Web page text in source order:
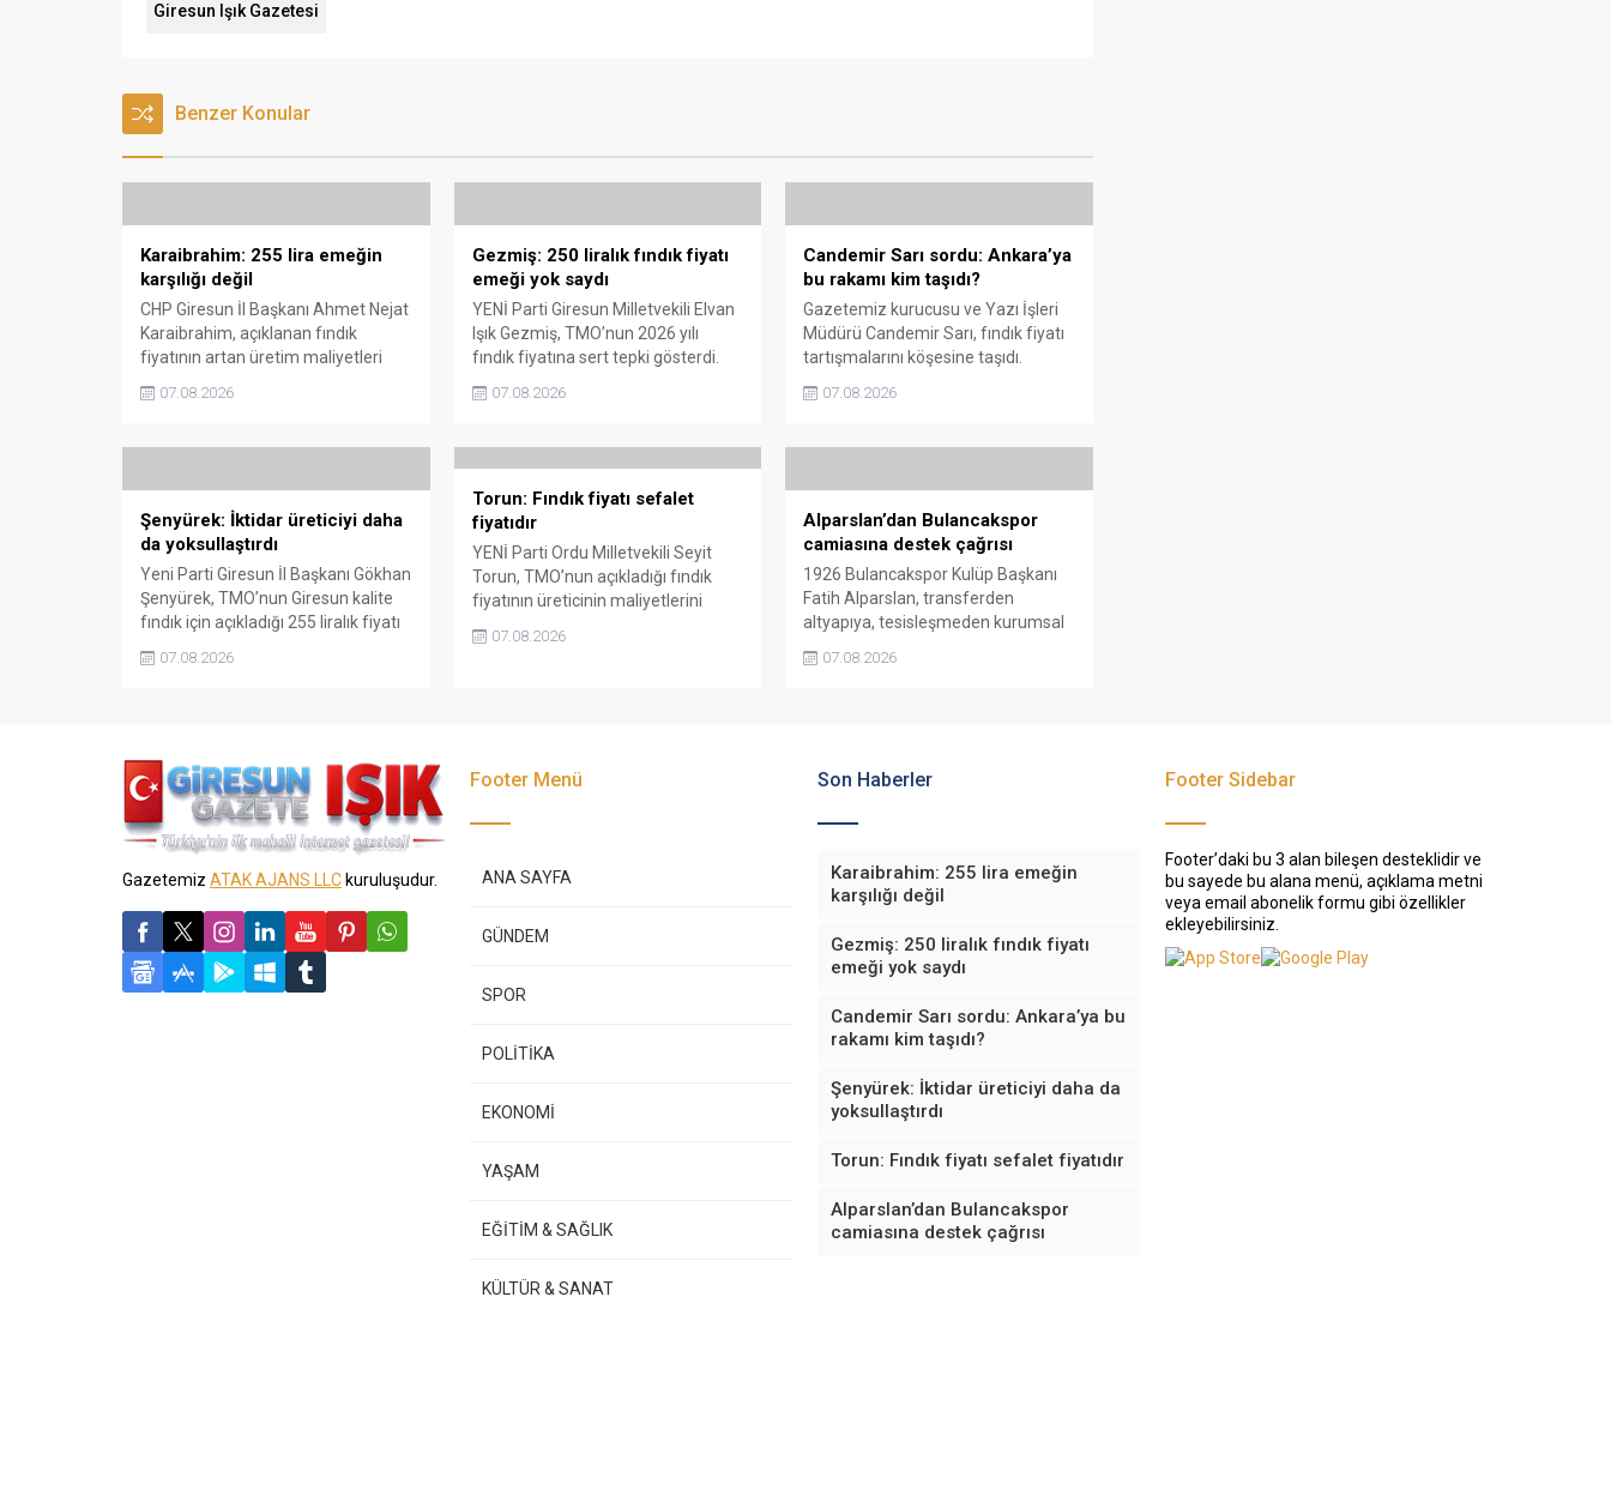
Giresun Işık Gazetesi
Benzer Konular
Karaibrahim: 255 lira emeğin
karşılığı değil
CHP Giresun İl Başkanı Ahmet Nejat
Karaibrahim, açıklanan fındık
fiyatının artan üretim maliyetleri
karşısında yetersiz kaldığını
belirterek, üreticinin emeğinin
sürdürülebilir üretim için fiyat
söyledi.
07.08.2026
Gezmiş: 250 liralık fındık fiyatı
emeği yok saydı
YENİ Parti Giresun Milletvekili Elvan
Işık Gezmiş, TMO’nun 2026 yılı
fındık fiyatına sert tepki gösterdi.
Açıklanan rakamın üreticinin artan
maliyetlerini karşılamadığını belirten
geldiğinde üretici de yok sayacaktır”
07.08.2026
Candemir Sarı sordu: Ankara’ya
bu rakamı kim taşıdı?
Gazetemiz kurucusu ve Yazı İşleri
Müdürü Candemir Sarı, fındık fiyatı
tartışmalarını köşesine taşıdı.
Üretim maliyetinin 300 liraya
ulaştığı bir dönemde Ankara’ya 240
iddiasını gündeme getiren Sarı,
07.08.2026
Şenyürek: İktidar üreticiyi daha
da yoksullaştırdı
Yeni Parti Giresun İl Başkanı Gökhan
Şenyürek, TMO’nun Giresun kalite
fındık için açıkladığı 255 liralık fiyatı
“sefalet fiyatı” olarak nitelendirdi.
Artışın yıllık enflasyonun altında
07.08.2026
Torun: Fındık fiyatı sefalet
fiyatıdır
YENİ Parti Ordu Milletvekili Seyit
Torun, TMO’nun açıkladığı fındık
fiyatının üreticinin maliyetlerini
karşılamadığını söyledi. Torun,
fiyatın yeniden belirlenmesini
07.08.2026
Alparslan’dan Bulancakspor
camiasına destek çağrısı
1926 Bulancakspor Kulüp Başkanı
Fatih Alparslan, transferden
altyapıya, tesisleşmeden kurumsal
yapılanmaya kadar birçok alanda
önemli adımlar attıklarını belirterek
07.08.2026
Gazetemiz ATAK AJANS LLC kuruluşudur.
Footer Menü
ANA SAYFA
GÜNDEM
SPOR
POLİTİKA
EKONOMİ
YAŞAM
EĞİTİM & SAĞLIK
KÜLTÜR & SANAT
Son Haberler
Karaibrahim: 255 lira emeğin
karşılığı değil
Gezmiş: 250 liralık fındık fiyatı
emeği yok saydı
Candemir Sarı sordu: Ankara’ya bu
rakamı kim taşıdı?
Şenyürek: İktidar üreticiyi daha da
yoksullaştırdı
Torun: Fındık fiyatı sefalet fiyatıdır
Alparslan’dan Bulancakspor
camiasına destek çağrısı
Footer Sidebar
Footer’daki bu 3 alan bileşen desteklidir ve
bu sayede bu alana menü, açıklama metni
veya email abonelik formu gibi özellikler
ekleyebilirsiniz.